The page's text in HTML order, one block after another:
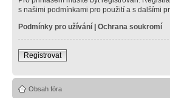
s našimi podmínkami pro použití a s dalšími
Podmínky pro užívání | Ochrana soukromí
Registrovat
Obsah fóra